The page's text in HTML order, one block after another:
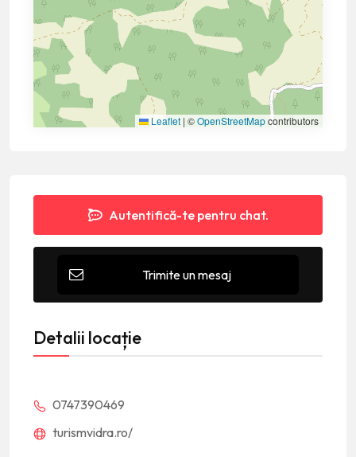
Leaflet | ©OpenStreetMapcontributors
Autentifică-te pentru chat.
Trimite un mesaj
Detalii locație
0747390469
turismvidra.ro/